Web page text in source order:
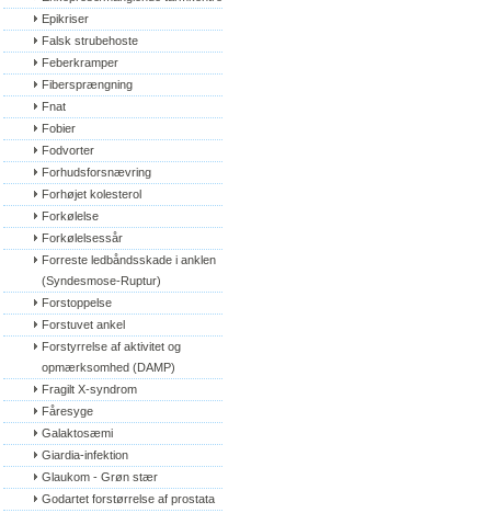
Epikriser
Falsk strubehoste
Feberkramper
Fibersprængning
Fnat
Fobier
Fodvorter
Forhudsforsnævring
Forhøjet kolesterol
Forkølelse
Forkølelsessår
Forreste ledbåndsskade i anklen
(Syndesmose-Ruptur)
Forstoppelse
Forstuvet ankel
Forstyrrelse af aktivitet og
opmærksomhed (DAMP)
Fragilt X-syndrom
Fåresyge
Galaktosæmi
Giardia-infektion
Glaukom - Grøn stær
Godartet forstørrelse af prostata